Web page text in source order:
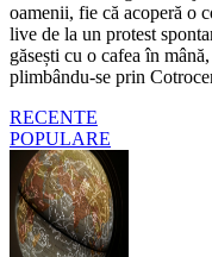
oamenii, fie că acoperă o
live de la un protest
găsești cu o cafea în
plimbându-se prin
RECENTE
POPULARE